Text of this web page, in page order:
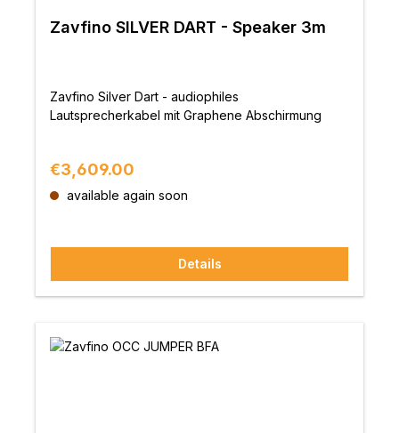
Zavfino SILVER DART - Speaker 3m
Zavfino Silver Dart - audiophiles
Lautsprecherkabel mit Graphene Abschirmung
Regular price:
€3,609.00
available again soon
Details